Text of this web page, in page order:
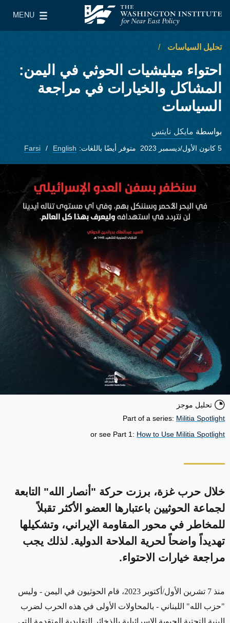
معهد واشنطن لسياسات الشرق الأدنى
MENU
Main Menu
تحليل السياسات
احتواء ميليشيات الحوثي في اليمن:
المشاكل والخيارات في مراجعة
السياسات
بواسطة مايكل نايتس
5 كانون الأول/ديسمبر 2023 متوفر أيضًا باللغات: English
Farsi
تحليل موجز
Part of a series: Militia Spotlight
or see Part 1: How to Use Militia Spotlight
خلال حرب غزة، برزت حركة "أنصار الله" التابعة
لجماعة الحوثيين باعتبارها العضو الأكثر تقبلاً
للمخاطر في محور المقاومة الإيراني، وتشكيلها
تهديداً واضحاً لحرية الملاحة الدولية. لذلك يجب
مراجعة خيارات الاحتواء.
منذ 7 تشرين الأول/أكتوبر 2023، قام الحوثيون في اليمن
- وليس
"حزب الله" اللبناني - بالمحاولات الأولى في هذه الحرب لضرب
البنية التحتية الحيوية الإسرائيلية بالذخائر التقليدية المتقدمة التي